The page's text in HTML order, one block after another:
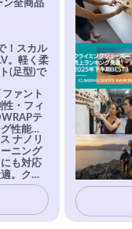
ン全商品
！スカル
。軽く柔
(足型)で
ァント
性・フィ
テ
性能を
はTRAX
ルドに
ナノリ
ニング
も対応
。クラ
ア。